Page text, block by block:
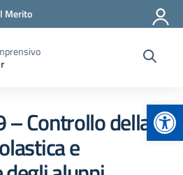
Merito
– Controllo della
e